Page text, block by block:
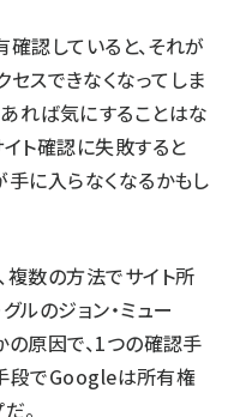
認していると、それが
スできなくなってしま
れば気にすることはな
ト確認に失敗すると
手に入らなくなるかもし
複数の方法でサイト所
ルのジョン・ミュー
の原因で、1つの確認手
段でGoogleは所有権
。